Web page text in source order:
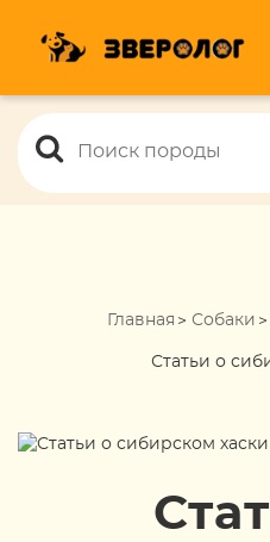
Главная Собаки
Статьи о